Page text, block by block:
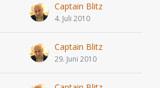
Captain Blitz
4. Juli 2010
Captain Blitz
29. Juni 2010